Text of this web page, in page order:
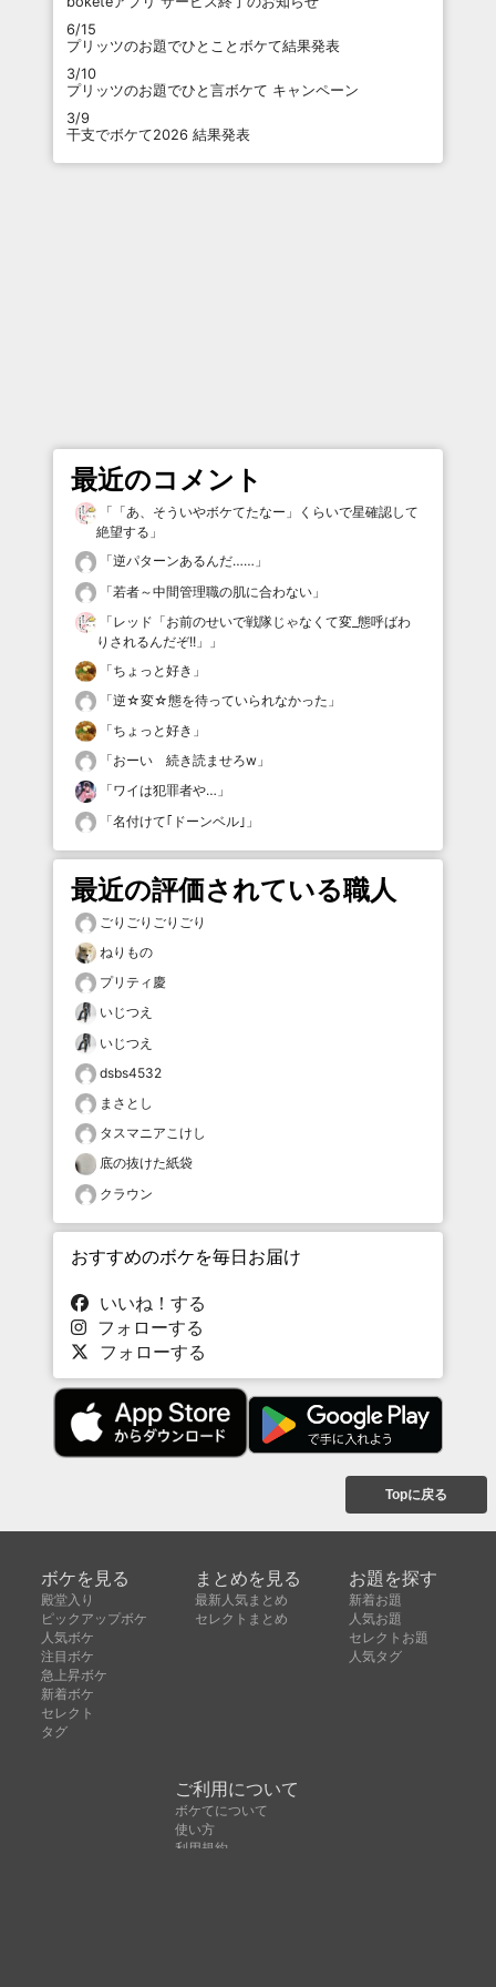
6/15
プリッツのお題でひとことボケて結果発表
3/10
プリッツのお題でひと言ボケて キャンペーン
3/9
干支でボケて2026 結果発表
最近のコメント
「 「あ、そういやボケてたなー」くらいで星確認して
絶望する 」
「逆パターンあるんだ…… 」
「若者～中間管理職の肌に合わない 」
「レッド「お前のせいで戦隊じゃなくて変_態呼ばわ
りされるんだぞ!!」
」
「ちょっと好き 」
「逆☆変☆態を待っていられなかった 」
「ちょっと好き 」
「おーい 続き読ませろw 」
「ワイは犯罪者や… 」
「名付けて｢ドーンベル｣ 」
最近の評価されている職人
ごりごりごりごり
ねりもの
プリティ慶
いじつえ
いじつえ
dsbs4532
まさとし
タスマニアこけし
底の抜けた紙袋
クラウン
おすすめのボケを毎日お届け
いいね！する
フォローする
フォローする
Topに戻る
ボケを見る
殿堂入り
ピックアップボケ
人気ボケ
注目ボケ
急上昇ボケ
新着ボケ
セレクト
タグ
まとめを見る
最新人気まとめ
セレクトまとめ
お題を探す
新着お題
人気お題
セレクトお題
人気タグ
ご利用について
ボケてについて
使い方
利用規約